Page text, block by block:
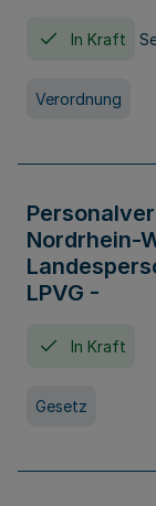
In Kraft
Verordnung
Nordrhein-
LPVG -
In Kraft
Gesetz